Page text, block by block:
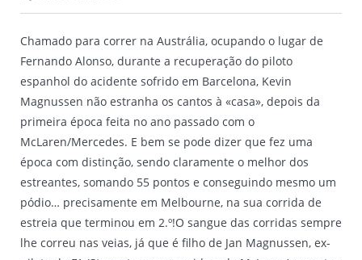
Chamado para correr na Austrália, ocupando o lugar de
Fernando Alonso, durante a recuperação do piloto
espanhol do acidente sofrido em Barcelona, Kevin
Magnussen não estranha os cantos à «casa», depois da
primeira época feita no ano passado com o
McLaren/Mercedes. E bem se pode dizer que fez uma
época com distinção, sendo claramente o melhor dos
estreantes, somando 55 pontos e conseguindo mesmo um
pódio… precisamente em Melbourne, na sua corrida de
estreia que terminou em 2.º!O sangue das corridas sempre
lhe correu nas veias, já que é filho de Jan Magnussen, ex-